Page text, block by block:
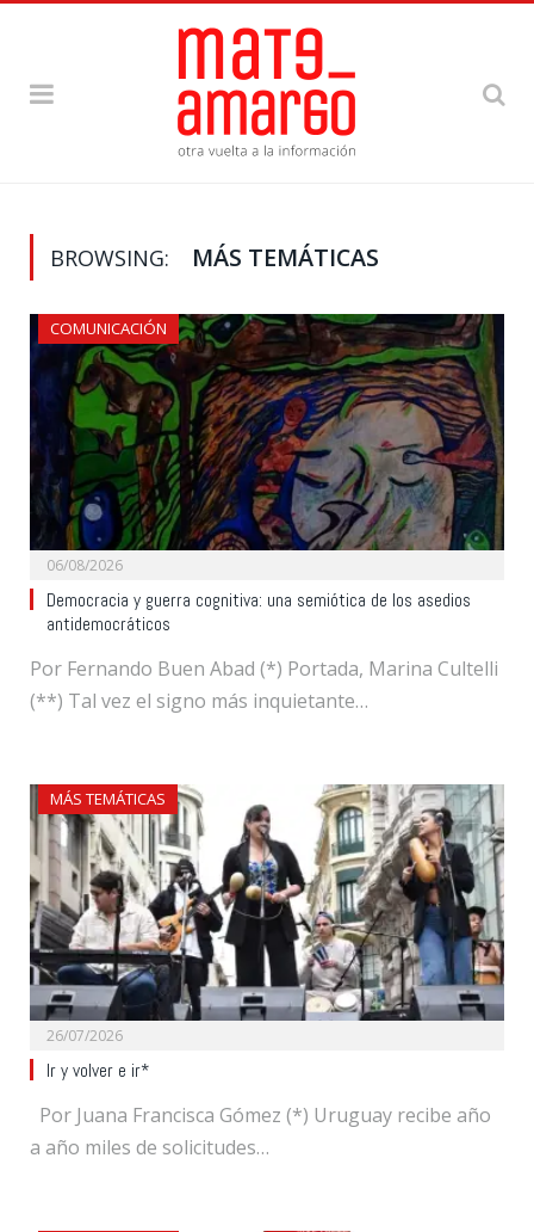
BROWSING: MÁS TEMÁTICAS
COMUNICACIÓN
06/08/2026
Democracia y guerra cognitiva: una semiótica de los asedios
antidemocráticos
Por Fernando Buen Abad (*) Portada, Marina Cultelli
(**) Tal vez el signo más inquietante…
MÁS TEMÁTICAS
26/07/2026
Ir y volver e ir*
Por Juana Francisca Gómez (*) Uruguay recibe año
a año miles de solicitudes…